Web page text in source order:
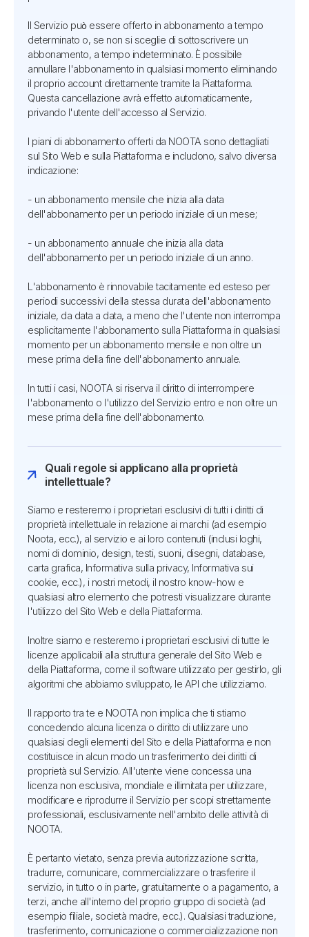
Il Servizio può essere offerto in abbonamento a tempo
determinato o, se non si sceglie di sottoscrivere un
abbonamento, a tempo indeterminato. È possibile
annullare l'abbonamento in qualsiasi momento eliminando
il proprio account direttamente tramite la Piattaforma.
Questa cancellazione avrà effetto automaticamente,
privando l'utente dell'accesso al Servizio.
I piani di abbonamento offerti da NOOTA sono dettagliati
sul Sito Web e sulla Piattaforma e includono, salvo diversa
indicazione:
- un abbonamento mensile che inizia alla data
dell'abbonamento per un periodo iniziale di un mese;
- un abbonamento annuale che inizia alla data
dell'abbonamento per un periodo iniziale di un anno.
L'abbonamento è rinnovabile tacitamente ed esteso per
periodi successivi della stessa durata dell'abbonamento
iniziale, da data a data, a meno che l'utente non interrompa
esplicitamente l'abbonamento sulla Piattaforma in qualsiasi
momento per un abbonamento mensile e non oltre un
mese prima della fine dell'abbonamento annuale.
In tutti i casi, NOOTA si riserva il diritto di interrompere
l'abbonamento o l'utilizzo del Servizio entro e non oltre un
mese prima della fine dell'abbonamento.
Quali regole si applicano alla proprietà
intellettuale?
Siamo e resteremo i proprietari esclusivi di tutti i diritti di
proprietà intellettuale in relazione ai marchi (ad esempio
Noota, ecc.), al servizio e ai loro contenuti (inclusi loghi,
nomi di dominio, design, testi, suoni, disegni, database,
carta grafica, Informativa sulla privacy, Informativa sui
cookie, ecc.), i nostri metodi, il nostro know-how e
qualsiasi altro elemento che potresti visualizzare durante
l'utilizzo del Sito Web e della Piattaforma.
Inoltre siamo e resteremo i proprietari esclusivi di tutte le
licenze applicabili alla struttura generale del Sito Web e
della Piattaforma, come il software utilizzato per gestirlo, gli
algoritmi che abbiamo sviluppato, le API che utilizziamo.
Il rapporto tra te e NOOTA non implica che ti stiamo
concedendo alcuna licenza o diritto di utilizzare uno
qualsiasi degli elementi del Sito e della Piattaforma e non
costituisce in alcun modo un trasferimento dei diritti di
proprietà sul Servizio. All'utente viene concessa una
licenza non esclusiva, mondiale e illimitata per utilizzare,
modificare e riprodurre il Servizio per scopi strettamente
professionali, esclusivamente nell'ambito delle attività di
NOOTA.
È pertanto vietato, senza previa autorizzazione scritta,
tradurre, comunicare, commercializzare o trasferire il
servizio, in tutto o in parte, gratuitamente o a pagamento, a
terzi, anche all'interno del proprio gruppo di società (ad
esempio filiale, società madre, ecc.). Qualsiasi traduzione,
trasferimento, comunicazione o commercializzazione non